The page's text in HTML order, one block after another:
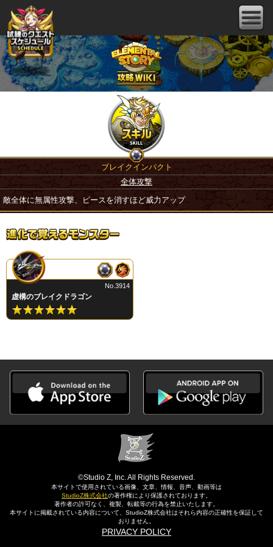
ブレイクインパクト
全体攻撃
敵全体に無属性攻撃、ピースを消すほど威力アップ
虚構のブレイクドラゴン
No.3914
©Studio Z, Inc. All Rights Reserved.
本サイトで使用されている画像、文章、情報、音声、動画等は
StudioZ株式会社の著作権により保護されております。
著作者の許可なく、複製、転載等の行為を禁止いたします。
本サイトに掲載されている内容について、StudioZ株式会社はそれら内容の正確性を保証して
おりません。
PRIVACY POLICY